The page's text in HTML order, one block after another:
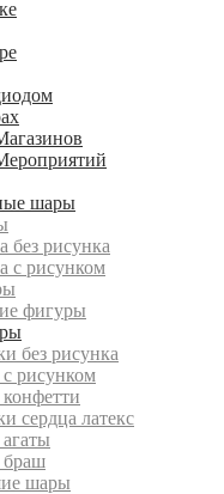
шары
без рисунка
с рисунком
фигуры
без рисунка
рисунком
сердца латекс
шары